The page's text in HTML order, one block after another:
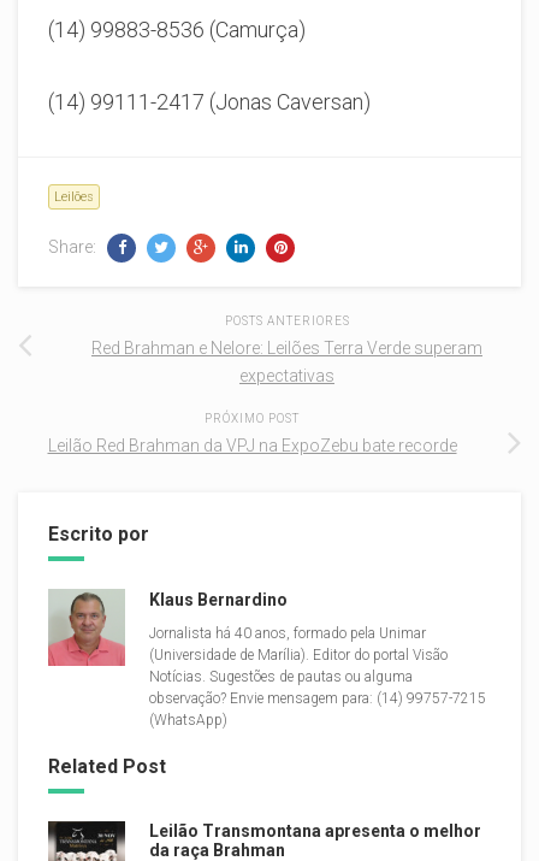
(14) 99883-8536 (Camurça)
(14) 99111-2417 (Jonas Caversan)
Leilões
Share:
POSTS ANTERIORES
Red Brahman e Nelore: Leilões Terra Verde superam
expectativas
PRÓXIMO POST
Leilão Red Brahman da VPJ na ExpoZebu bate recorde
Escrito por
Klaus Bernardino
Jornalista há 40 anos, formado pela Unimar
(Universidade de Marília). Editor do portal Visão
Notícias. Sugestões de pautas ou alguma
observação? Envie mensagem para: (14) 99757-7215
(WhatsApp)
Related Post
Leilão Transmontana apresenta o melhor
da raça Brahman